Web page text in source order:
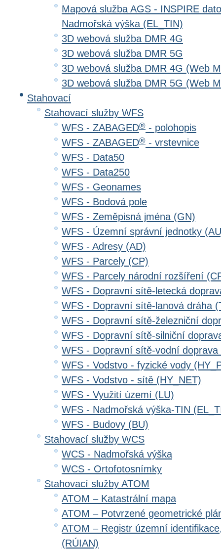
Mapová služba AGS - INSPIRE
Nadmořská výška (EL_TIN)
3D webová služba DMR 4G
3D webová služba DMR 5G
3D webová služba DMR 4G (Web
3D webová služba DMR 5G (Web
Stahovací
Stahovací služby WFS
WFS - ZABAGED® - polohopis
WFS - ZABAGED® - vrstevnice
WFS - Data50
WFS - Data250
WFS - Geonames
WFS - Bodová pole
WFS - Zeměpisná jména (GN)
WFS - Územní správní jednotky
WFS - Adresy (AD)
WFS - Parcely (CP)
WFS - Parcely národní rozšíření
WFS - Dopravní sítě-letecká
WFS - Dopravní sítě-lanová dráha
WFS - Dopravní sítě-železniční
WFS - Dopravní sítě-silniční
WFS - Dopravní sítě-vodní doprava
WFS - Vodstvo - fyzické vody
WFS - Vodstvo - sítě (HY_NET)
WFS - Využití území (LU)
WFS - Nadmořská výška-TIN
WFS - Budovy (BU)
Stahovací služby WCS
WCS - Nadmořská výška
WCS - Ortofotosnímky
Stahovací služby ATOM
ATOM – Katastrální mapa
ATOM – Potvrzené geometrické
ATOM – Registr územní
(RÚIAN)